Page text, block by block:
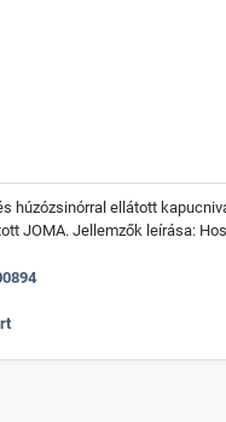
húzózsinórral ellátott
JOMA. Jellemzők leírása: